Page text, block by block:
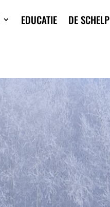
EDUCATIE DE SCHELP